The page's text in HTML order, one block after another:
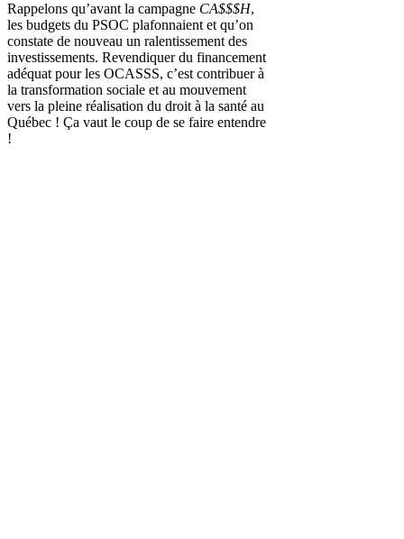
Rappelons qu’avant la campagne CA$$$H,
les budgets du PSOC plafonnaient et qu’on
constate de nouveau un ralentissement des
investissements. Revendiquer du financement
adéquat pour les OCASSS, c’est contribuer à
la transformation sociale et au mouvement
vers la pleine réalisation du droit à la santé au
Québec ! Ça vaut le coup de se faire entendre
!